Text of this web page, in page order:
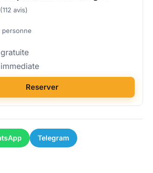
(112 avis)
personne
Reserver
Telegram